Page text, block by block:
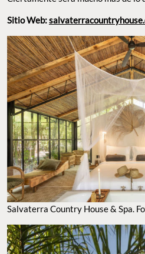
Sitio Web:
Salvaterra Country House & Spa.